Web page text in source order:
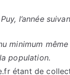
l’année
minimum
population.
étant de